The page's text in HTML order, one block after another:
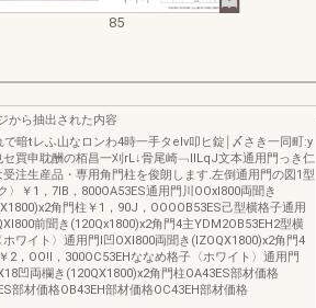
85
から抽出された内容
で暗tレふ山なロンわ4時一手タelv叩ヒ錠￨〆さき一同町:y
セ買申耽酬の栢昌一刈rL↓骨尾崎﹁llLqJ文本通用門っき仁
受注生産品・専用角門柱を俊朗します.左倒通用門の図1型
〉￥1，7IB，800OA53ES通用門川OOxl800両聞き
角門柱￥1，90J，OOOOB53ES己型横格子通用
前聞き(120Qx1800)x2角門4主YDM2OB53EH2型横
ホワイト〉通用門l凹OXl800両聞き(IZOQX1800)x2角門4
2，OO!l，300OC53EHななめ格子〈ホワイト〉通用門
凹両欄き(120QX1800)x2角門柱OA43ES部材価格
部材価格OB43EH部材価格OC43EH部材価格